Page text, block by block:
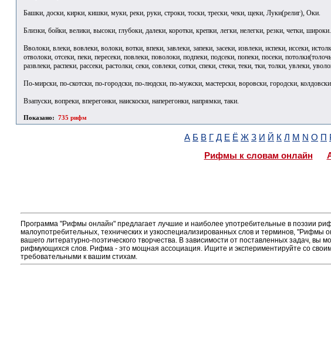
Башки, доски, кирки, кишки, муки, реки, руки, строки, тоски, трески, чеки, щеки, Луки(религ), Оки.
Близки, бойки, велики, высоки, глубоки, далеки, коротки, крепки, легки, нелегки, резки, четки, широки.
Вволоки, влеки, вовлеки, волоки, вотки, впеки, завлеки, запеки, засеки, извлеки, испеки, иссеки,
отволоки, отсеки, пеки, пересеки, повлеки, поволоки, подпеки, подсеки, попеки, посеки,
развлеки, распеки, рассеки, растолки, секи, совлеки, сотки, спеки, стеки, теки, тки, толки, увлеки,
По-мирски, по-скотски, по-городски, по-людски, по-мужски, мастерски, воровски, городски,
Взапуски, вопреки, вперегонки, наискоски, наперегонки, напрямки, таки.
Показано: 735 рифм
А Б В Г Д Е Ё Ж З И Й К Л М N О П
Рифмы к словам онлайн
Программа "Рифмы онлайн" предлагает лучшие и наиболее употребительные в поэзии
малоупотребительных, технических и узкоспециализированных слов и терминов, "Рифмы
вашего литературно-поэтического творчества. В зависимости от поставленных задач,
рифмующихся слов. Рифма - это мощная ассоциация. Ищите и экспериментируйте со
требовательными к вашим стихам.